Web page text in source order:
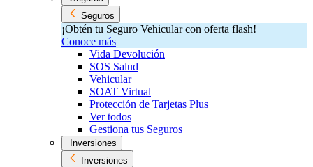
Seguros
¡Obtén tu Seguro Vehicular con oferta flash!
Conoce más
Vida Devolución
SOS Salud
Vehicular
SOAT Virtual
Protección de Tarjetas Plus
Ver todos
Gestiona tus Seguros
Inversiones
Inversiones